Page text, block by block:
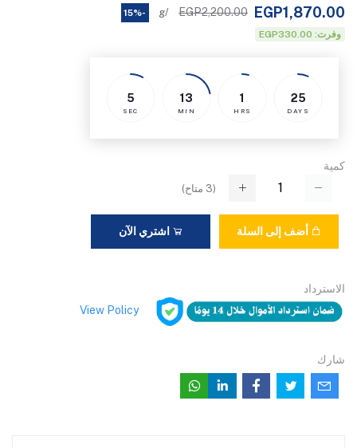
EGP1,870.00
EGP2,200.00
/g
-15%
وفرت: EGP330.00
25
DAYS
1
HRS
13
MIN
5
SEC
كمية
(
3 متاح)
أضف إلى السلة اشتري الآن
الاسترداد
View Policy
شارك